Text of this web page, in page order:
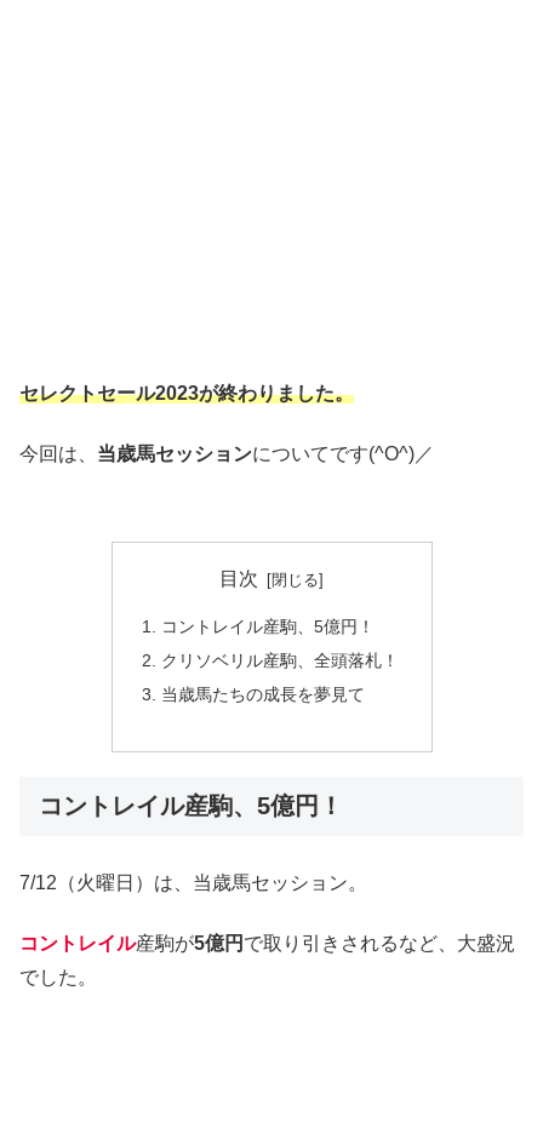
セレクトセール2023が終わりました。
今回は、 当歳馬セッションについてです(^O^)／
目次
コントレイル産駒、5億円！
クリソベリル産駒、全頭落札！
当歳馬たちの成長を夢見て
コントレイル産駒、5億円！
7/12（火曜日）は、当歳馬セッション。
コントレイル産駒が5億円 で取り引きされるなど、大盛況
でした。